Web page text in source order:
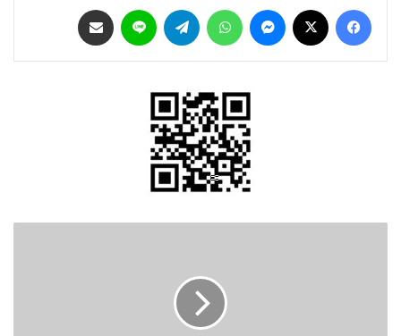
فيسبوك ماسنجر واتساب تيلقرام لاين